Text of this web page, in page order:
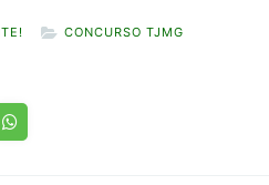
CONCURSO TJMG